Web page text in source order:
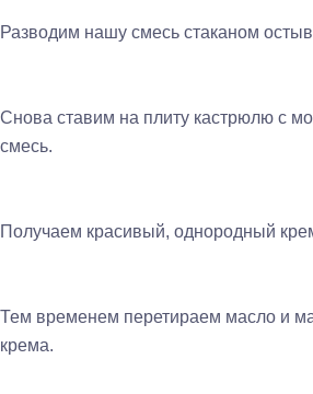
Разводим нашу смесь стаканом
Снова ставим на плиту кастрюлю с
смесь.
Получаем красивый, однородный
Тем временем перетираем масло и
крема.